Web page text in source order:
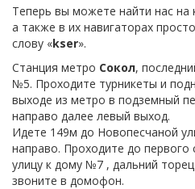
Теперь вы можете найти нас на
а также в их навигаторах
слову «kser».
Станция метро Сокол,
№5. Проходите турникеты и
выходе из метро в подземный
направо далее левый выход.
Идете 149м до Новопесчаной
направо. Проходите до первого
улицу к дому №7 , дальний
звоните в домофон.